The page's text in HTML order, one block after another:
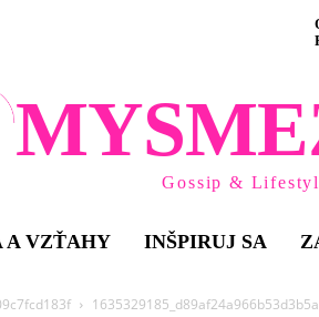
Gossip &
A VZŤAHY INŠPIRUJ SA